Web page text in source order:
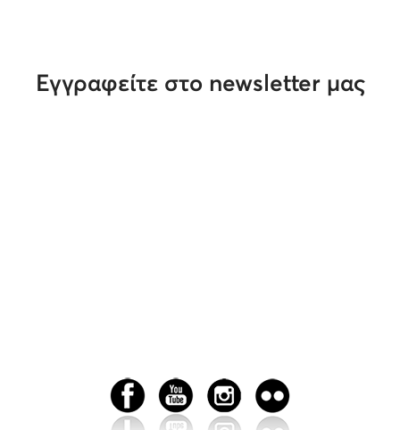
Εγγραφείτε στο newsletter μας